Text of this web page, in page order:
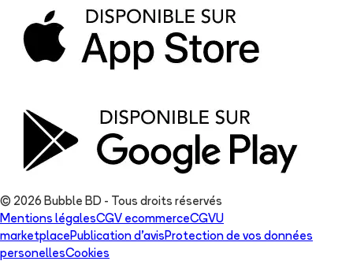
© 2026 Bubble BD - Tous droits réservés
Mentions légalesCGV ecommerceCGVU
marketplace Publication d'avis Protection de vos données
personellesCookies